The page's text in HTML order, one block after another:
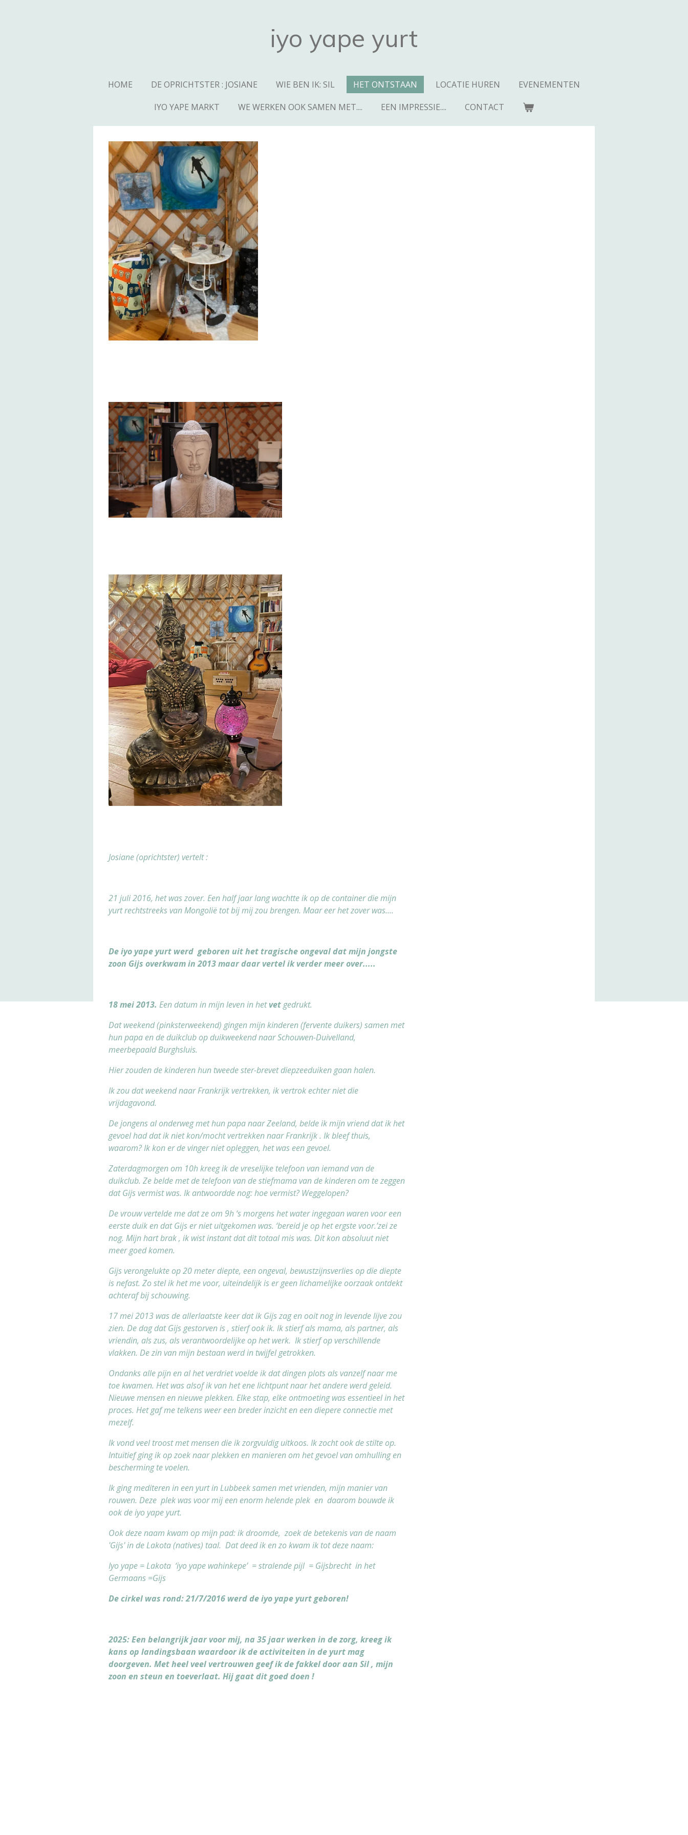
iyo yape yurt
HOME DE OPRICHTSTER : JOSIANE WIE BEN IK: SIL HET ONTSTAAN LOCATIE HUREN
EVENEMENTEN
IYO YAPE MARKT
WE WERKEN OOK SAMEN MET.... EEN IMPRESSIE.... CONTACT
Josiane (oprichtster) vertelt :
21 juli 2016, het was zover. Een half jaar lang wachtte ik op de container die mijn
yurt rechtstreeks van Mongolië tot bij mij zou brengen. Maar eer het zover was....
De iyo yape yurt werd geboren uit het tragische ongeval dat mijn jongste
zoon Gijs overkwam in 2013 maar daar vertel ik verder meer over.....
18 mei 2013. Een datum in mijn leven in hetvet gedrukt.
Dat weekend (pinksterweekend) gingen mijn kinderen (fervente duikers) samen met
hun papa en de duikclub op duikweekend naar Schouwen-Duivelland,
meerbepaald Burghsluis.
Hier zouden de kinderen hun tweede ster-brevet diepzeeduiken gaan halen.
Ik zou dat weekend naar Frankrijk vertrekken, ik vertrok echter niet die
vrijdagavond.
De jongens al onderweg met hun papa naar Zeeland, belde ik mijn vriend dat ik het
gevoel had dat ik niet kon/mocht vertrekken naar Frankrijk . Ik bleef thuis,
waarom? Ik kon er de vinger niet opleggen, het was een gevoel.
Zaterdagmorgen om 10h kreeg ik de vreselijke telefoon van iemand van de
duikclub. Ze belde met de telefoon van de stiefmama van de kinderen om te zeggen
dat Gijs vermist was. Ik antwoordde nog: hoe vermist? Weggelopen?
De vrouw vertelde me dat ze om 9h ‘s morgens het water ingegaan waren voor een
eerste duik en dat Gijs er niet uitgekomen was. ‘bereid je op het ergste voor.’zei ze
nog. Mijn hart brak , ik wist instant dat dit totaal mis was. Dit kon absoluut niet
meer goed komen.
Gijs verongelukte op 20 meter diepte, een ongeval, bewustzijnsverlies op die diepte
is nefast. Zo stel ik het me voor, uiteindelijk is er geen lichamelijke oorzaak ontdekt
achteraf bij schouwing.
17 mei 2013 was de allerlaatste keer dat ik Gijs zag en ooit nog in levende lijve zou
zien. De dag dat Gijs gestorven is , stierf ook ik. Ik stierf als mama, als partner, als
vriendin, als zus, als verantwoordelijke op het werk. Ik stierf op verschillende
vlakken. De zin van mijn bestaan werd in twijfel getrokken.
Ondanks alle pijn en al het verdriet voelde ik dat dingen plots als vanzelf naar me
toe kwamen. Het was alsof ik van het ene lichtpunt naar het andere werd geleid.
Nieuwe mensen en nieuwe plekken. Elke stap, elke ontmoeting was essentieel in het
proces. Het gaf me telkens weer een breder inzicht en een diepere connectie met
mezelf.
Ik vond veel troost met mensen die ik zorgvuldig uitkoos. Ik zocht ook de stilte op.
Intuïtief ging ik op zoek naar plekken en manieren om het gevoel van omhulling en
bescherming te voelen.
Ik ging mediteren in een yurt in Lubbeek samen met vrienden, mijn manier van
rouwen. Deze plek was voor mij een enorm helende plek en daarom bouwde ik
ook de iyo yape yurt.
Ook deze naam kwam op mijn pad: ik droomde, zoek de betekenis van de naam
'Gijs' in de Lakota (natives) taal. Dat deed ik en zo kwam ik tot deze naam:
Iyo yape = Lakota ‘iyo yape wahinkepe’ = stralende pijl = Gijsbrecht in het
Germaans =Gijs
De cirkel was rond: 21/7/2016 werd de iyo yape yurt geboren!
2025: Een belangrijk jaar voor mij, na 35 jaar werken in de zorg, kreeg ik
kans op landingsbaan waardoor ik de activiteiten in de yurt mag
doorgeven. Met heel veel vertrouwen geef ik de fakkel door aan Sil , mijn
zoon en steun en toeverlaat. Hij gaat dit goed doen !